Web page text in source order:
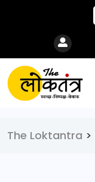
The Loktantra >